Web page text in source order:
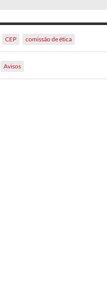
CEP comissão de ética
Avisos